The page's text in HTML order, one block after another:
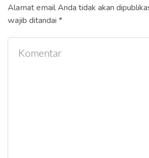
Alamat email Anda tidak akan
wajib ditandai *